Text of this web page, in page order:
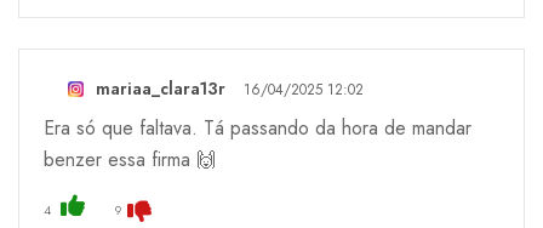
mariaa_clara13r 16/04/2025 12:02
Era só que faltava. Tá passando da hora de mandar
benzer essa firma 🙌
4 9